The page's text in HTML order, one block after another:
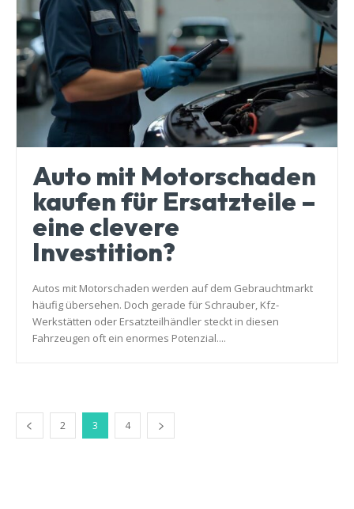
Auto mit Motorschaden
kaufen für Ersatzteile –
eine clevere
Investition?
Autos mit Motorschaden werden auf dem Gebrauchtmarkt
häufig übersehen. Doch gerade für Schrauber, Kfz-
Werkstätten oder Ersatzteilhändler steckt in diesen
Fahrzeugen oft ein enormes Potenzial....
2 3 4